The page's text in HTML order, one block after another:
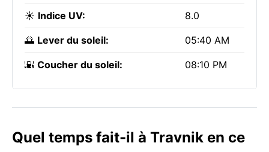
☀️ Indice UV: 8.0
🌅 Lever du soleil: 05:40 AM
🌇 Coucher du soleil: 08:10 PM
Quel temps fait-il à Travnik en ce